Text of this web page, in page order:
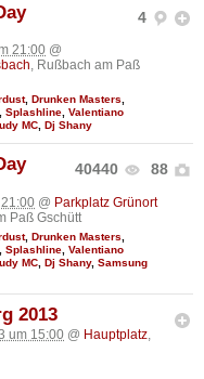
4
21:00 @
, Rußbach am Paß
, Drunken Masters,
, Splashline, Valentiano
MC, Dj Shany
40440 88
@ Parkplatz Grünort
Paß Gschütt
, Drunken Masters
Splashline Valentiano
MC Dj Shany, Samsung
2013
um 15:00 @ Hauptplatz,